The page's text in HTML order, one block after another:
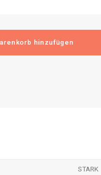
hinzufügen
STARK